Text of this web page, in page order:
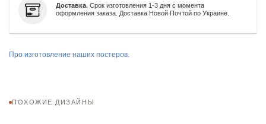
Доставка. Срок изготовления 1-3 дня с момента
оформления заказа. Доставка Новой Почтой по Украине.
Про изготовление наших постеров.
ПОХОЖИЕ ДИЗАЙНЫ